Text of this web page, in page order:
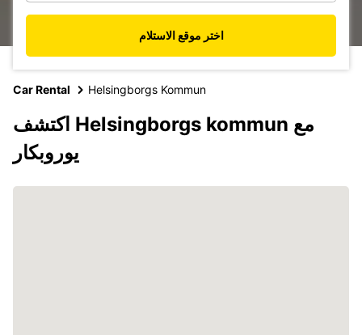
اختر موقع الاستلام
Car Rental Helsingborgs Kommun
اكتشف Helsingborgs kommun مع
يوروبكار